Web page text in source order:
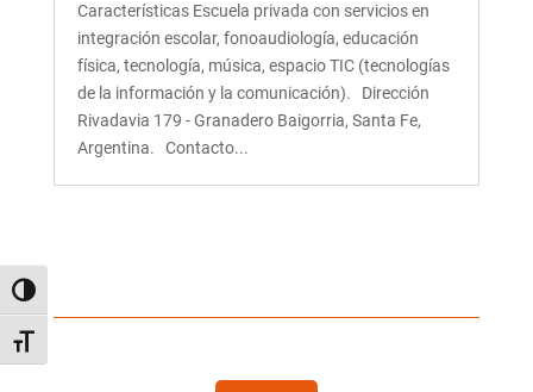
Alternar alto contraste
Alternar tamaño de letra
Características Escuela privada con servicios en
integración escolar, fonoaudiología, educación
física, tecnología, música, espacio TIC (tecnologías
de la información y la comunicación). Dirección
Rivadavia 179 - Granadero Baigorria, Santa Fe,
Argentina. Contacto...